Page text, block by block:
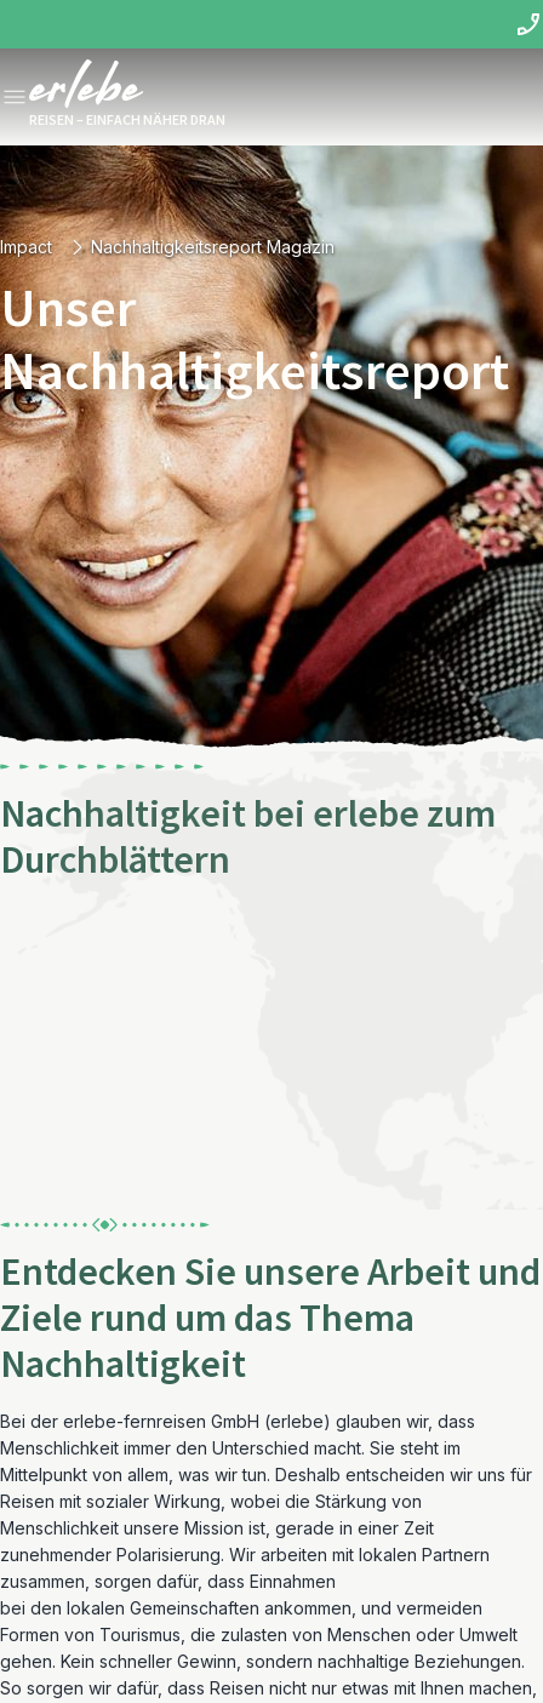
REISEN – EINFACH NÄHER DRAN
Impact Nachhaltigkeitsreport Magazin
Unser
Nachhaltigkeitsreport
Nachhaltigkeit bei erlebe zum
Durchblättern
Entdecken Sie unsere Arbeit und
Ziele rund um das Thema
Nachhaltigkeit
Bei der erlebe-fernreisen GmbH (erlebe) glauben wir, dass
Menschlichkeit immer den Unterschied macht. Sie steht im
Mittelpunkt von allem, was wir tun. Deshalb entscheiden wir uns für
Reisen mit sozialer Wirkung, wobei die Stärkung von
Menschlichkeit unsere Mission ist, gerade in einer Zeit
zunehmender Polarisierung. Wir arbeiten mit lokalen Partnern
zusammen, sorgen dafür, dass Einnahmen
bei den lokalen Gemeinschaften ankommen, und vermeiden
Formen von Tourismus, die zulasten von Menschen oder Umwelt
gehen. Kein schneller Gewinn, sondern nachhaltige Beziehungen.
So sorgen wir dafür, dass Reisen nicht nur etwas mit Ihnen machen,